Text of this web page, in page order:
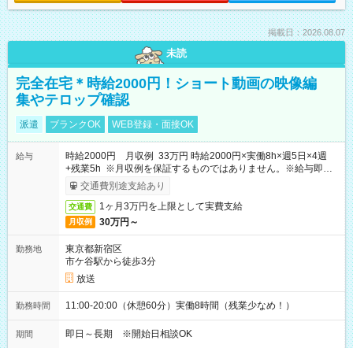
掲載日：2026.08.07
未読
完全在宅＊時給2000円！ショート動画の映像編
集やテロップ確認
派遣 ブランクOK WEB登録・面接OK
給与
時給2000円 月収例 33万円 時給2000円×実働8h×週5日×4週
+残業5h ※月収例を保証するものではありません。※給与即受
取りサービス利用可（利用条件有）
交通費別途支給あり
交通費 1ヶ月3万円を上限として実費支給
月収例 30万円～
勤務地
東京都新宿区
市ケ谷駅から徒歩3分
放送
勤務時間 11:00-20:00（休憩60分）実働8時間（残業少なめ！）
期間 即日～長期 ※開始日相談OK